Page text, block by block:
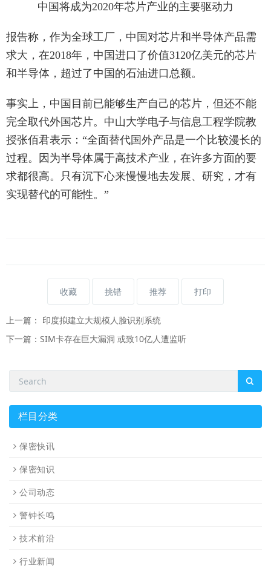
中国将成为2020年芯片产业的主要驱动力
报告称，作为全球工厂，中国对芯片和半导体产品需
求大，在2018年，中国进口了价值3120亿美元的芯片
和半导体，超过了中国的石油进口总额。
事实上，中国目前已能够生产自己的芯片，但还不能
完全取代外国芯片。中山大学电子与信息工程学院教
授张佰君表示：“全面替代国外产品是一个比较漫长的
过程。因为半导体属于高技术产业，在许多方面的要
求都很高。只有沉下心来慢慢地去发展、研究，才有
实现替代的可能性。”
收藏 挑错 推荐 打印
上一篇： 印度拟建立大规模人脸识别系统
下一篇： SIM卡存在巨大漏洞 或致10亿人遭监听
栏目分类
保密快讯
保密知识
公司动态
警钟长鸣
技术前沿
行业新闻